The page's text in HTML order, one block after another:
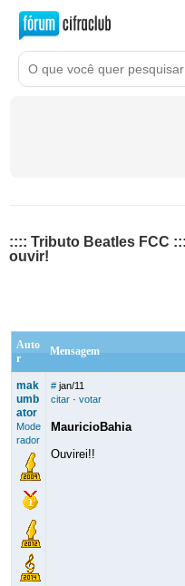
:::: Tributo Beatles FCC
ouvir!
Auto
r
Mensagem
mak
umb
ator
Mode
rador
# jan/11
citar· votar
MauricioBahia
Ouvirei!!